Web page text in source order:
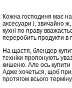
Кожна господиня має на
аксесуари і, звичайно
кухні по праву
переробить продукти в
На щастя, блендер
техніки пропонують
кишеню. Але ось купити
Адже хочеться, щоб
протягом всього